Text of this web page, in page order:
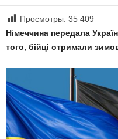
Просмотры: 35 409
Німеччина передала
того, бійці отримали